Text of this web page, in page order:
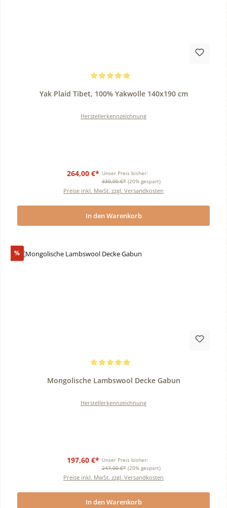
Yak Plaid Tibet, 100% Yakwolle 140x190 cm
Herstellerkennzeichnung
264,00 €* Unser Preis bisher:
330,00 €* (20% gespart)
Preise inkl. MwSt. zzgl. Versandkosten
In den Warenkorb
%Rabatt
Mongolische Lambswool Decke Gabun
Herstellerkennzeichnung
197,60 €* Unser Preis bisher:
247,00 €* (20% gespart)
Preise inkl. MwSt. zzgl. Versandkosten
In den Warenkorb